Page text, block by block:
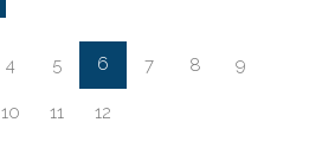
4 5 6 7 8 9
10 11 12